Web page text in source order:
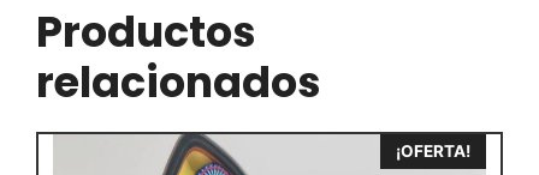
Productos
relacionados
¡OFERTA!